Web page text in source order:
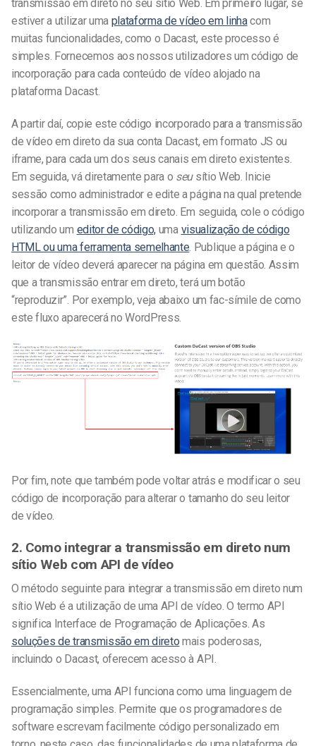
transmissão em direto no seu sítio Web. Em primeiro lugar, se
estiver a utilizar uma plataforma de vídeo em linhacom
muitas funcionalidades, como o Dacast, este processo é
simples. Fornecemos aos nossos utilizadores um código de
incorporação para cada conteúdo de vídeo alojado na
plataforma Dacast.
A partir daí, copie este código incorporado para a transmissão
de vídeo em direto da sua conta Dacast, em formato JS ou
iframe, para cada um dos seus canais em direto existentes.
Em seguida, vá diretamente para o seusítio Web. Inicie
sessão como administrador e edite a página na qual pretende
incorporar a transmissão em direto. Em seguida, cole o código
utilizando um editor de código, uma visualização de código
HTML ou uma ferramenta semelhante . Publique a página e o
leitor de vídeo deverá aparecer na página em questão. Assim
que a transmissão entrar em direto, terá um botão
“reproduzir”. Por exemplo, veja abaixo um fac-símile de como
este fluxo aparecerá no WordPress.
Por fim, note que também pode voltar atrás e modificar o seu
código de incorporação para alterar o tamanho do seu leitor
de vídeo.
2. Como integrar a transmissão em direto num
sítio Web com API de vídeo
O método seguinte para integrar a transmissão em direto num
sítio Web é a utilização de uma API de vídeo. O termo API
significa Interface de Programação de Aplicações. As
soluções de transmissão em direto mais poderosas,
incluindo o Dacast, oferecem acesso à API.
Essencialmente, uma API funciona como uma linguagem de
programação simples. Permite que os programadores de
software escrevam facilmente código personalizado em